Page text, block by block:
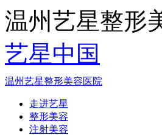
温州艺星整形
艺星中国
温州艺星整形美容医院
走进艺星
整形美容
注射美容